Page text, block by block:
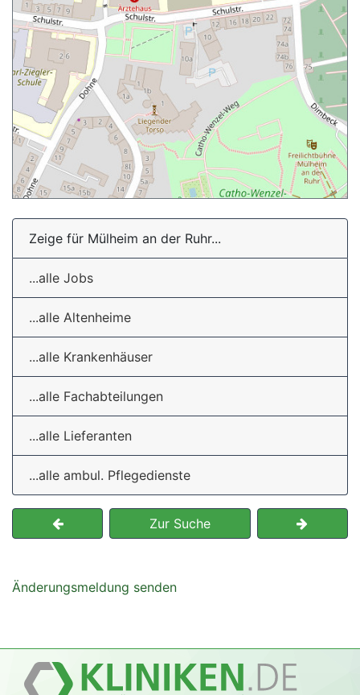
Zeige für Mülheim an der Ruhr...
...alle Jobs
...alle Altenheime
...alle Krankenhäuser
...alle Fachabteilungen
...alle Lieferanten
...alle ambul. Pflegedienste
Zur Suche
Änderungsmeldung senden